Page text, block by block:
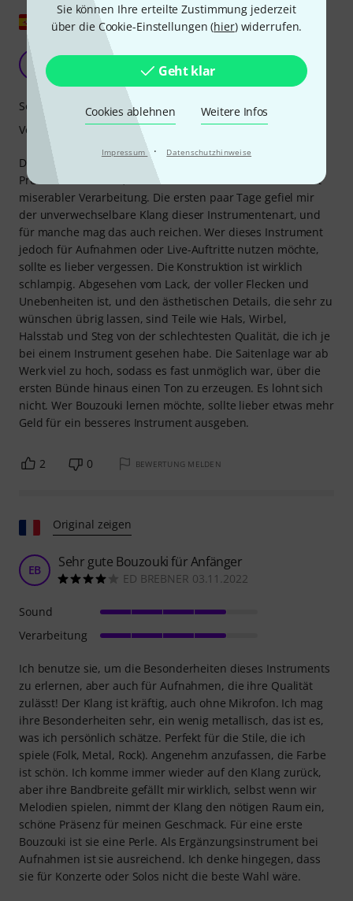
Sie können Ihre erteilte Zustimmung jederzeit
über die Cookie-Einstellungen (hier) widerrufen.
Geht klar
Cookies ablehnen Weitere Infos
Impressum · Datenschutzhinweise
Original zeigen
Es lohnt sich nicht
Darkeram 16.10.2018
Der charakteristische Klang ist zwar da, aber für diesen
Preis bekommt man, was man bezahlt: ein Instrument mit
miserabler Verarbeitung. Die ersten paar Tage gefiel mir
der unverwechselbare Klang dieser Instrumentenart, und
für manche mag das auch reichen. Wer dieses Instrument
jedoch für Aufnahmen oder Live-Auftritte nutzen möchte,
sollte es lieber vergessen. Die Konstruktion ist wirklich
schlampig. Abgesehen vom Lack, der voller Flecken und
Unebenheiten ist, und den ästhetischen Details, die sehr zu
wünschen übrig lassen, sind Teile wie Hals, Wirbel,
Halsstab und Steg von der schlechtesten Qualität, die ich je
bei einem Instrument gesehen habe. Die Saitenlage war ab
Werk viel zu hoch, sodass es fast unmöglich war, über die
ersten Bünde hinaus einen Ton zu erzeugen. Es lohnt sich
nicht. Wer Bouzouki lernen möchte, sollte lieber etwas mehr
Geld für ein besseres Instrument ausgeben.
Sound
Verarbeitung
2 0 BEWERTUNG MELDEN
Original zeigen
EB Sehr gute Bouzouki für Anfänger
ED BREBNER 03.11.2022
Ich benutze sie, um die Besonderheiten dieses Instruments
zu erlernen, aber auch für Aufnahmen, die ihre Qualität
zulässt! Der Klang ist kräftig, auch ohne Mikrofon. Ich mag
ihre Besonderheiten sehr, ein wenig metallisch, das ist es,
was ich persönlich schätze. Perfekt für die Stile, die ich
spiele (Folk, Metal, Rock). Angenehm anzufassen, die Farbe
ist schön. Ich komme immer wieder auf den Klang zurück,
aber ihre Bandbreite gefällt mir wirklich, selbst wenn wir
Melodien spielen, nimmt der Klang den nötigen Raum ein,
schöne Präsenz für meinen Geschmack. Für eine erste
Bouzouki ist sie eine Perle. Als Ergänzungsinstrument bei
Aufnahmen ist sie ausreichend. Ich denke hingegen, dass
sie für Konzerte oder Solos nicht die beste Wahl wäre.
Sound
Verarbeitung